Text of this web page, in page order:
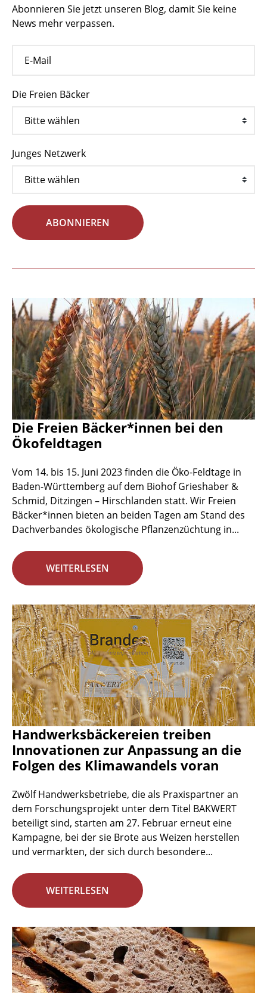
Abonnieren Sie jetzt unseren Blog, damit Sie keine
News mehr verpassen.
Die Freien Bäcker
Junges Netzwerk
ABONNIEREN
Die Freien Bäcker*innen bei den
Ökofeldtagen
Vom 14. bis 15. Juni 2023 finden die Öko-Feldtage in
Baden-Württemberg auf dem Biohof Grieshaber &
Schmid, Ditzingen – Hirschlanden statt. Wir Freien
Bäcker*innen bieten an beiden Tagen am Stand des
Dachverbandes ökologische Pflanzenzüchtung in...
WEITERLESEN
Handwerksbäckereien treiben
Innovationen zur Anpassung an die
Folgen des Klimawandels voran
Zwölf Handwerksbetriebe, die als Praxispartner an
dem Forschungsprojekt unter dem Titel BAKWERT
beteiligt sind, starten am 27. Februar erneut eine
Kampagne, bei der sie Brote aus Weizen herstellen
und vermarkten, der sich durch besondere...
WEITERLESEN